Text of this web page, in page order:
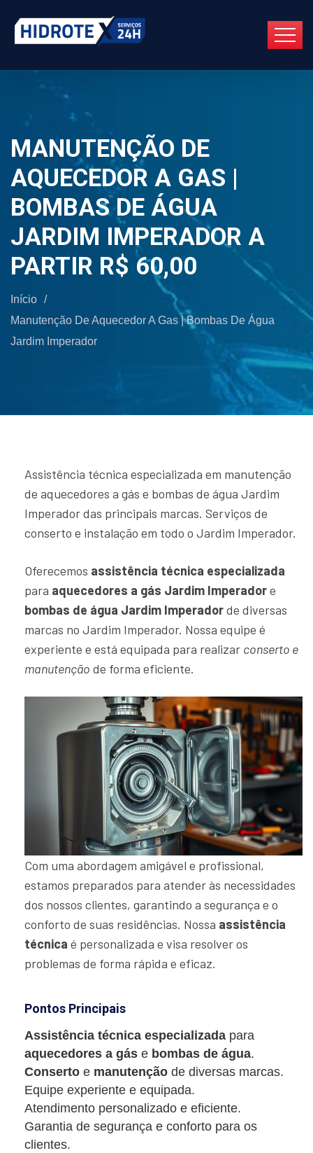
MANUTENÇÃO DE
AQUECEDOR A GAS |
BOMBAS DE ÁGUA
JARDIM IMPERADOR A
PARTIR R$ 60,00
Início /
Manutenção De Aquecedor A Gas | Bombas De Água
Jardim Imperador
Assistência técnica especializada em manutenção
de aquecedores a gás e bombas de água Jardim
Imperador das principais marcas. Serviços de
conserto e instalação em todo o Jardim Imperador.
Oferecemos assistência técnica especializada
para aquecedores a gás Jardim Imperadore
bombas de água Jardim Imperadorde diversas
marcas no Jardim Imperador. Nossa equipe é
experiente e está equipada para realizar conserto e
manutenção de forma eficiente.
Com uma abordagem amigável e profissional,
estamos preparados para atender às necessidades
dos nossos clientes, garantindo a segurança e o
conforto de suas residências. Nossa assistência
técnica é personalizada e visa resolver os
problemas de forma rápida e eficaz.
Pontos Principais
Assistência técnica especializada para
aquecedores a gás e bombas de água.
Conserto e manutenção de diversas marcas.
Equipe experiente e equipada.
Atendimento personalizado e eficiente.
Garantia de segurança e conforto para os
clientes.